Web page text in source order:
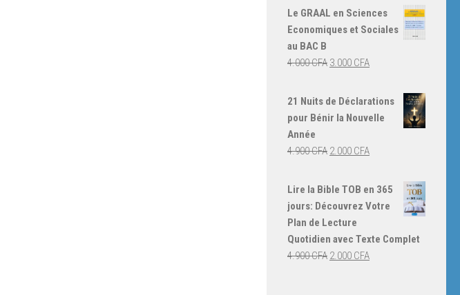
initial
est :
3.000 CFA.
Le GRAAL en Sciences
Economiques et Sociales
au BAC B
4.000CFA Le
initial
était :
3.000 CFALe
actuel
est :
3.000 CFA.
21 Nuits de Déclarations
pour Bénir la Nouvelle
Année
4.900CFA Le
initial
4.900 CFA.
2.000 CFALe
actuel
est :
2.000 CFA.
Lire la Bible TOB en 365
jours: Découvrez Votre
Plan de Lecture
Quotidien avec Texte Complet
4.900CFA Le
2.000 CFALe